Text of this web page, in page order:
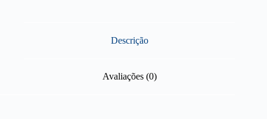
Descrição
Avaliações (0)